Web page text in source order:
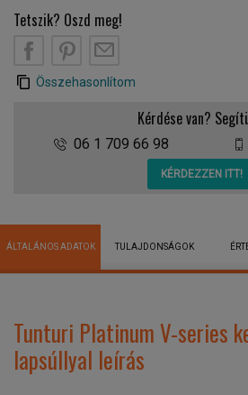
Tetszik? Oszd meg!
Összehasonlítom
Kérdése van?
06 1 709 66 98
KÉRDEZZEN ITT!
ÁLTALÁNOS ADATOK TULAJDONSÁGOK
Tunturi Platinum V-series
lapsúllyal leírás